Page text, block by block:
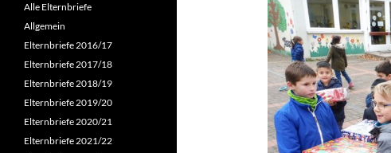
Alle Elternbriefe
Allgemein
Elternbriefe 2016/17
Elternbriefe 2017/18
Elternbriefe 2018/19
Elternbriefe 2019/20
Elternbriefe 2020/21
Elternbriefe 2021/22